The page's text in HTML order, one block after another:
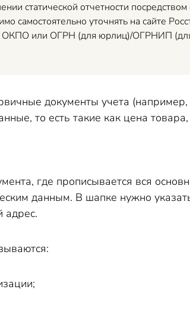
статической отчетности
самостоятельно уточнять на сайте
ОКПО или ОГРН (для юрлиц)/ОГРНИП
документы учета
то есть такие как цена товара,
где прописывается вся
данным. В шапке нужно
адрес.